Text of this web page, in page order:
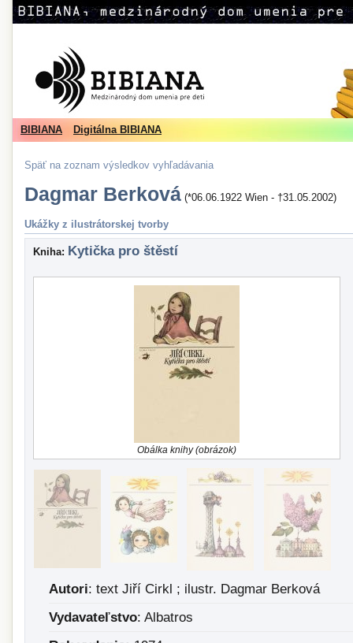
BIBIANA Digitálna BIBIANA
Späť na zoznam výsledkov vyhľadávania
Dagmar Berková (*06.06.1922 Wien - †31.05.2002)
Ukážky z ilustrátorskej tvorby
Kniha: Kytička pro štěstí
Obálka knihy (obrázok)
Autori: text Jiří Cirkl ; ilustr. Dagmar Berková
Vydavateľstvo: Albatros